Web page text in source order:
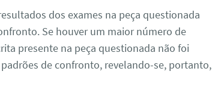
dos exames na peça questionada
Se houver um maior número de
presente na peça questionada não foi
de confronto, revelando-se, portanto,